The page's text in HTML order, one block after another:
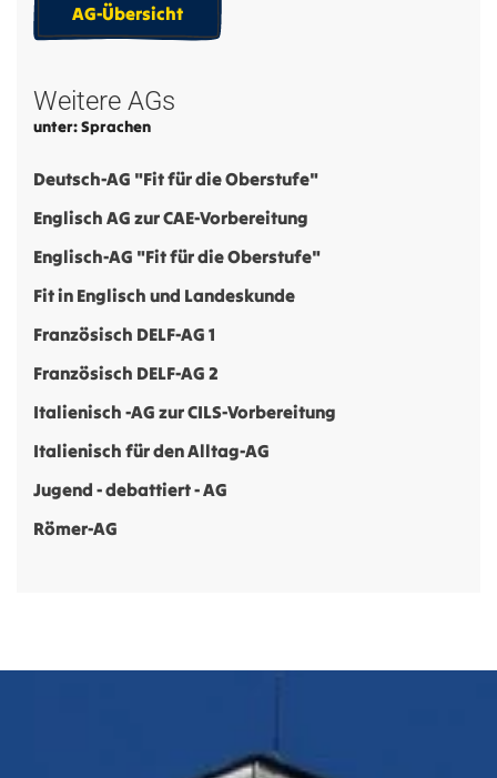
AG-Übersicht
Weitere AGs
unter: Sprachen
Deutsch-AG "Fit für die Oberstufe"
Englisch AG zur CAE-Vorbereitung
Englisch-AG "Fit für die Oberstufe"
Fit in Englisch und Landeskunde
Französisch DELF-AG 1
Französisch DELF-AG 2
Italienisch -AG zur CILS-Vorbereitung
Italienisch für den Alltag-AG
Jugend - debattiert - AG
Römer-AG